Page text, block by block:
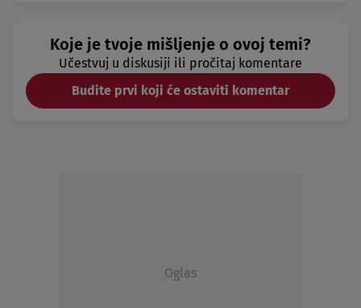
Koje je tvoje mišljenje o ovoj temi?
Učestvuj u diskusiji ili pročitaj komentare
Budite prvi koji će ostaviti komentar
Oglas